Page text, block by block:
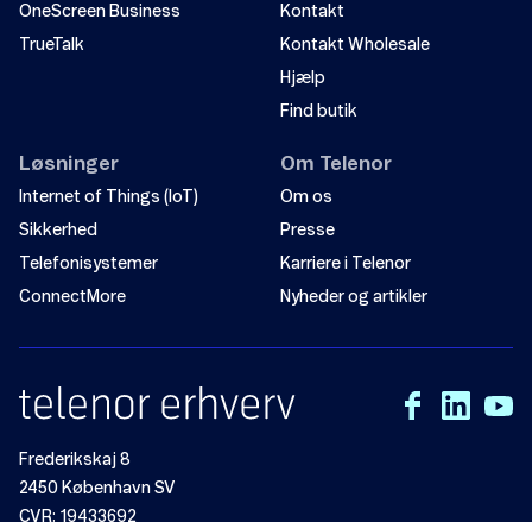
OneScreen Business
TrueTalk
Kontakt
Kontakt Wholesale
Hjælp
Find butik
Løsninger
Internet of Things (IoT)
Sikkerhed
Telefonisystemer
ConnectMore
Om Telenor
Om os
Presse
Karriere i Telenor
Nyheder og artikler
Frederikskaj 8
2450 København SV
CVR: 19433692